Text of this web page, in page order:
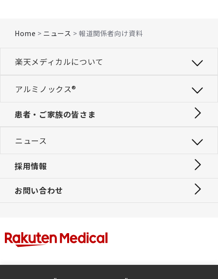
Home > ニュース > 報道関係者向け資料
楽天メディカルについて
アルミノックス®
患者・ご家族の皆さま
ニュース
採用情報
お問い合わせ